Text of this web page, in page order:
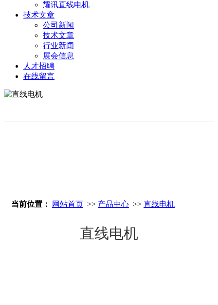
耀讯直线电机
技术文章
公司新闻
技术文章
行业新闻
展会信息
人才招聘
在线留言
当前位置： 网站首页 >> 产品中心 >> 直线电机
直线电机